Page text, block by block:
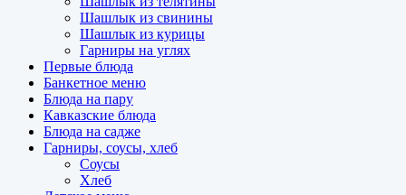
Шашлык из свинины
Шашлык из курицы
Гарниры на углях
Первые блюда
Банкетное меню
Блюда на пару
Кавказские блюда
Блюда на садже
Гарниры, соусы, хлеб
Соусы
Хлеб